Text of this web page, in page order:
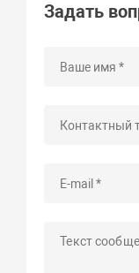
Задать